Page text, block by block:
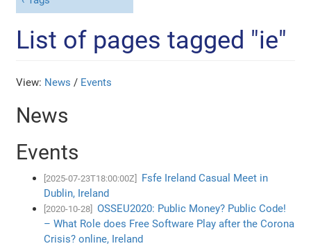
List of pages tagged "ie"
View: News / Events
News
Events
[2025-07-23T18:00:00Z]
Fsfe Ireland Casual Meet in
Dublin, Ireland
[2020-10-28]
OSSEU2020: Public Money? Public Code!
– What Role does Free Software Play after the Corona
Crisis? online, Ireland